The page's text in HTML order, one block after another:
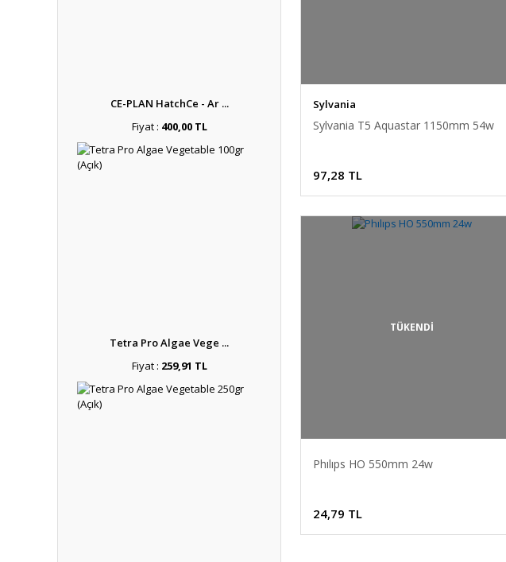
CE-PLAN HatchCe - Ar ...
Fiyat : 400,00 TL
Tetra Pro Algae Vege ...
Fiyat : 259,91 TL
Sylvania
Sylvania T5 Aquastar 1150mm 54w
97,28 TL
TÜKENDİ
Phılıps HO 550mm 24w
24,79 TL